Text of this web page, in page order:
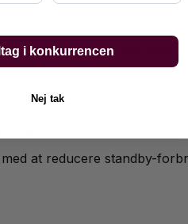
er hyppig. Den ekstra
at reducere standby-
i konkurrencen
Nej tak